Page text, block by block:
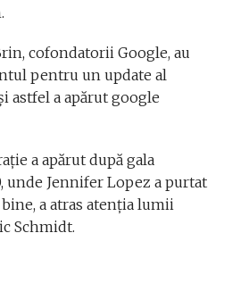
cofondatorii Google, au
pentru un update al
astfel a apărut google
a apărut după gala
unde Jennifer Lopez a purtat
a atras atenţia lumii
Schmidt.